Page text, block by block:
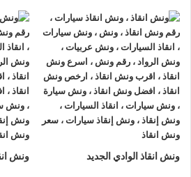
ونش انقاذ سيارات الروادلأنقاذ
سيارات في السخنةبخصم 50% اتصل بنا الان ليصلك
انقاذ سيارات في السخنةهناك العديد من
تحدث لنا اثناء القيادة علي الطريق
سير مفاجي او ان تتعطل سيارتك وقد
مركز صيانة او توكيل.
أذا كنت تبحث عن ونش انقاذ سيارات في
علي 01063144040
01093018585 ونش انقاذ الوادي الجديد ونش